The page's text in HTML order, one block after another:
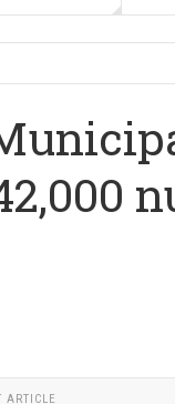
ARTICLE